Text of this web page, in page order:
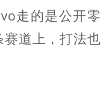
走的是公开零
道上，打法也